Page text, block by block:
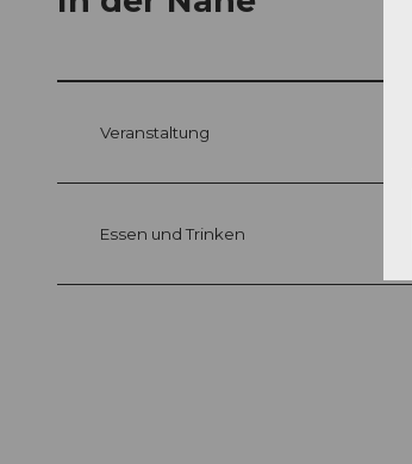
Veranstaltung
Essen und Trinken